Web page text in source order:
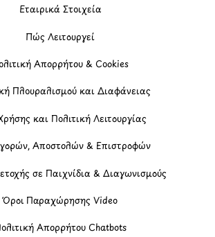
Εταιρικά Στοιχεία
Πώς Λειτουργεί
Απορρήτου & Cookies
Πλουραλισμού και Διαφάνειας
και Πολιτική Λειτουργίας
Αποστολών & Επιστροφών
σε Παιχνίδια & Διαγωνισμούς
Όροι Παραχώρησης Video
Απορρήτου Chatbots